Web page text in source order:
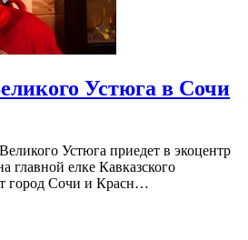
Устюга в Сочи
Устюга приедет в экоцентр
главной елке Кавказского
город Сочи и Красн…